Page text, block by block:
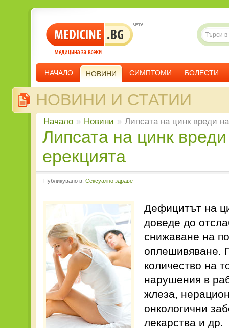
НАЧАЛО НОВИНИ СИМПТОМИ БОЛЕСТИ
НОВИНИ И СТАТИИ
Начало » Новини » Липсата на цинк вреди
Липсата на цинк вреди на
ерекцията
Публикувано в: Сексуално здраве
Дефицитът на
доведе до
снижаване на
оплешивяване.
количество на
нарушения в
жлеза,
онкологични
лекарства и др.